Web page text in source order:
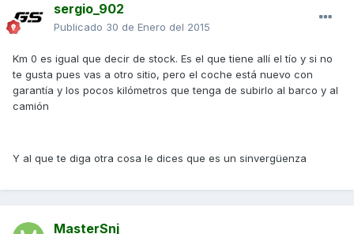
sergio_902
Publicado 30 de Enero del 2015
Km 0 es igual que decir de stock. Es el que tiene allí el tío y si no
te gusta pues vas a otro sitio, pero el coche está nuevo con
garantía y los pocos kilómetros que tenga de subirlo al barco y al
camión
Y al que te diga otra cosa le dices que es un sinvergüenza
MasterSnj